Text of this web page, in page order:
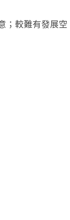
；較難有發展空